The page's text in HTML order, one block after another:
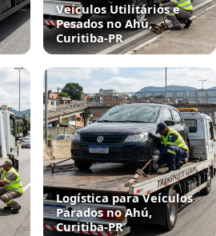
Veículos Utilitários e
Pesados no Ahú,
Curitiba‑PR
Logística para Veículos
Parados no Ahú,
Curitiba‑PR